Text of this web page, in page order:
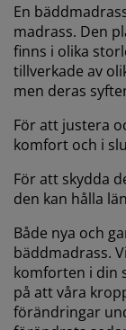
En
madrass. Den
finns i olika
tillverkade av
men deras
För att justera
komfort och i
För att skydda
den kan hålla
Både nya och
bäddmadrass.
komforten i din
på att våra
förändringar